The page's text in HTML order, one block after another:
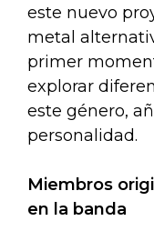
este nuevo
metal
primer
explorar
este género,
personalidad.
Miembros
en la banda